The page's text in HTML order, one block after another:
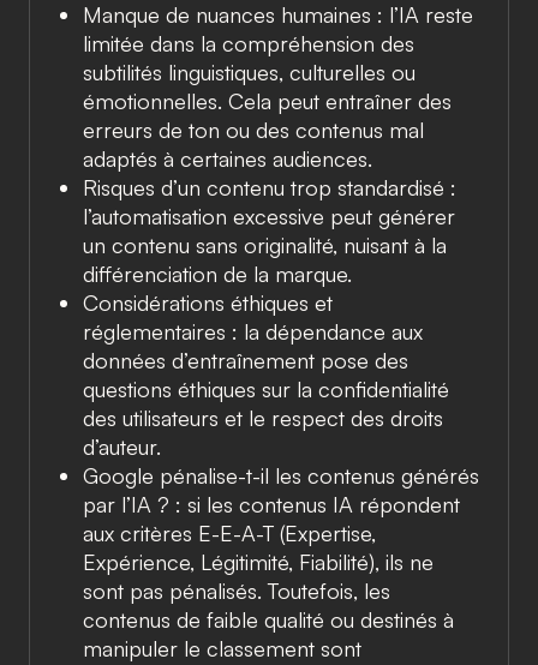
Manque de nuances humaines : l’IA reste
limitée dans la compréhension des
subtilités linguistiques, culturelles ou
émotionnelles. Cela peut entraîner des
erreurs de ton ou des contenus mal
adaptés à certaines audiences.
Risques d’un contenu trop standardisé :
l’automatisation excessive peut générer
un contenu sans originalité, nuisant à la
différenciation de la marque.
Considérations éthiques et
réglementaires : la dépendance aux
données d’entraînement pose des
questions éthiques sur la confidentialité
des utilisateurs et le respect des droits
d’auteur.
Google pénalise-t-il les contenus générés
par l’IA ? : si les contenus IA répondent
aux critères E-E-A-T (Expertise,
Expérience, Légitimité, Fiabilité), ils ne
sont pas pénalisés. Toutefois, les
contenus de faible qualité ou destinés à
manipuler le classement sont